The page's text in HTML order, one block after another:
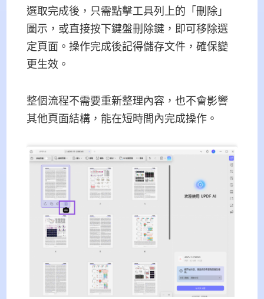
選取完成後，只需點擊工具列上的「刪除」
圖示，或直接按下鍵盤刪除鍵，即可移除選
定頁面。操作完成後記得儲存文件，確保變
更生效。
整個流程不需要重新整理內容，也不會影響
其他頁面結構，能在短時間內完成操作。